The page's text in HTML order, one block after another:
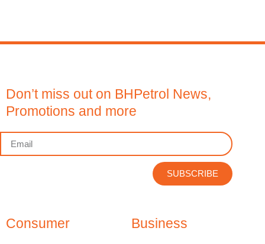
Don’t miss out on BHPetrol News,
Promotions and more
SUBSCRIBE
Consumer Business